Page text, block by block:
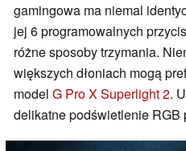
gamingowa ma niemal
jej 6 programowalnych
różne sposoby trzymania.
większych dłoniach mogą
model G Pro X Superlight 2.
delikatne podświetlenie RGB